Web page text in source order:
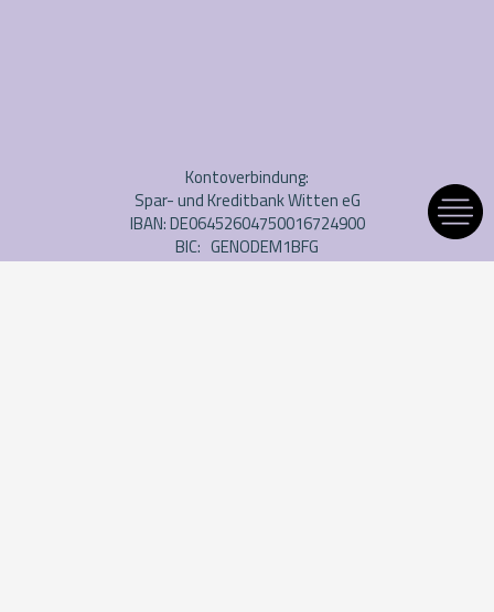
Kontoverbindung:
Spar- und Kreditbank Witten eG
IBAN: DE06452604750016724900
BIC: GENODEM1BFG